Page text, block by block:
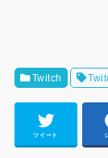
Twitch
ツイート